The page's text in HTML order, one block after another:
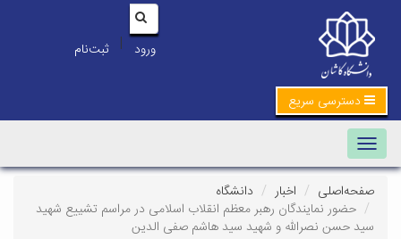
ورود | ثبت‌نام
دسترسی سریع
Toggle navigation
صفحه‌اصلی اخبار
دانشگاه
حضور نمایندگان رهبر معظم انقلاب اسلامی در مراسم تشییع شهید
سید حسن نصرالله و شهید سید هاشم صفی الدین